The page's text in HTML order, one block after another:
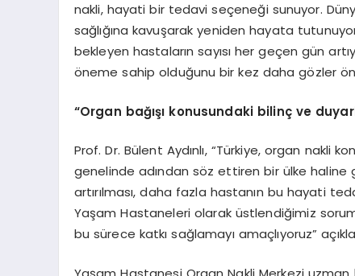
nakli, hayati bir tedavi seçeneği sunuyor.
sağlığına kavuşarak yeniden hayata
bekleyen hastaların sayısı her geçen gün
öneme sahip olduğunu bir kez daha gözler
“Organ bağışı konusundaki bilinç ve
Prof. Dr. Bülent Aydınlı, “Türkiye, organ
genelinde adından söz ettiren bir ülke haline
artırılması, daha fazla hastanın bu hayati
Yaşam Hastaneleri olarak üstlendiğimiz
bu sürece katkı sağlamayı amaçlıyoruz”